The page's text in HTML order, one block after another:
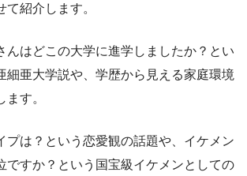
て紹介します。
んはどこの大学に進学しましたか？とい
細亜大学説や、学歴から見える家庭環境
す。
プは？という恋愛観の話題や、イケメン
ですか？という国宝級イケメンとしての